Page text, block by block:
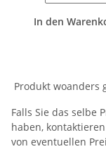
In den
Produkt woanders
Falls Sie das selbe
haben,
von eventuellen